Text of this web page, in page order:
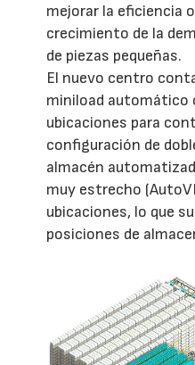
mejorar la eficiencia
crecimiento de la
de piezas pequeñas.
El nuevo centro
miniload automático
ubicaciones para
configuración de
almacén
muy estrecho
ubicaciones, lo que
posiciones de